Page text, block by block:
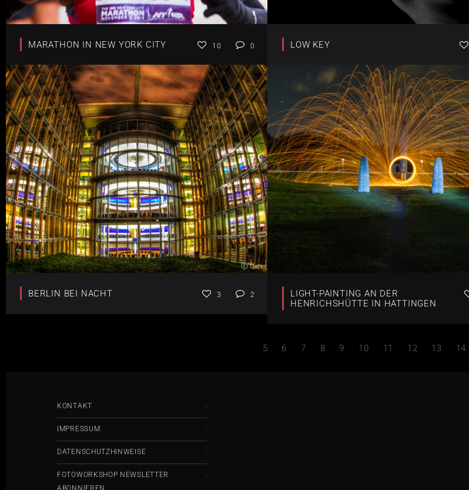
MARATHON IN NEW YORK CITY 10 0 LOW KEY
BERLIN BEI NACHT 3 2
LIGHT-PAINTING AN DER
HENRICHSHÜTTE IN HATTINGEN
5 6 7 8 9 10 11 12 13 14
KONTAKT
IMPRESSUM
DATENSCHUTZHINWEISE
FOTOWORKSHOP NEWSLETTER
ABONNIEREN